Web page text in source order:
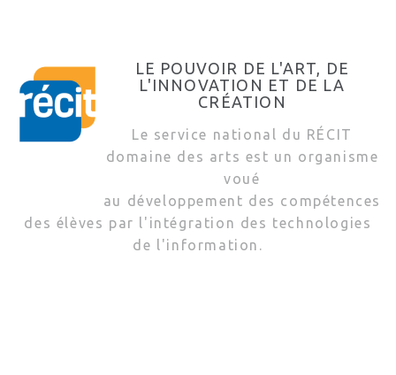
L'INNOVATION ET DE LA
CRÉATION
domaine des arts est un organisme
voué
au développement des compétences
des élèves par l'intégration des technologies
de l'information.